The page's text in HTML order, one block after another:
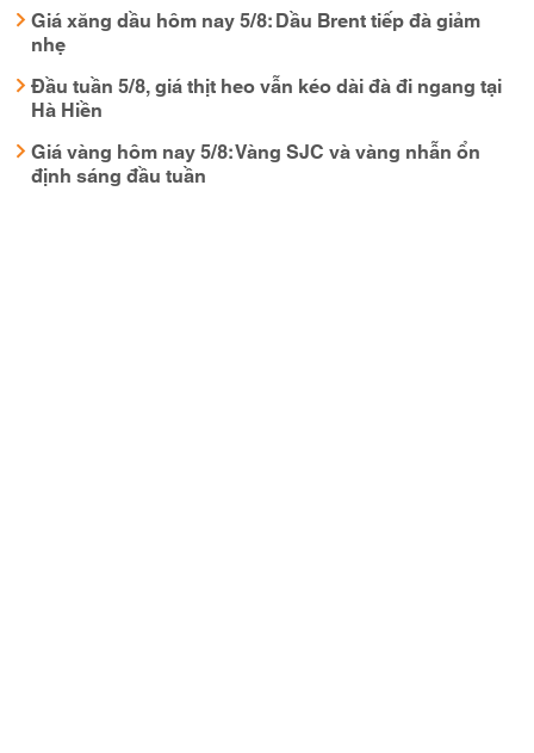
Giá xăng dầu hôm nay 5/8: Dầu Brent tiếp đà giảm
nhẹ
Đầu tuần 5/8, giá thịt heo vẫn kéo dài đà đi ngang tại
Hà Hiền
Giá vàng hôm nay 5/8: Vàng SJC và vàng nhẫn ổn
định sáng đầu tuần